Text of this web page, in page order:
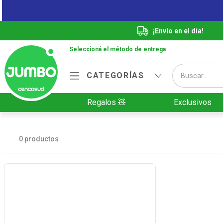
¡Envío en el día!
Seleccioná el método de entrega
CATEGORÍAS
Buscar...
Regalos 🧸 Exclusivos
0 productos
Términos más buscados
Valijas